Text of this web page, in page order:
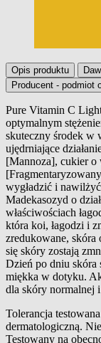
Opis produktu
Producent - podmiot
Opis
Pure Vitamin C
optymalnym
skuteczny środek w
ujędrniające
[Mannoza], cukier o
wygładzić i
Madekasozyd o
właściwościach
która koi, łagodzi i
zredukowane, skóra
się skóry zostają
Dzień po dniu skóra
miękka w dotyku.
dla skóry normalnej
Tolerancja
dermatologiczną.
Testowany na